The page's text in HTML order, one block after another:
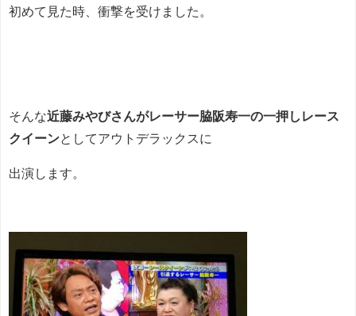
初めて見た時、衝撃を受けました。
そんな近藤みやびさんがレーサー脇阪寿一の一押しレース
クイーンとしてアウトデラックスに
出演します。